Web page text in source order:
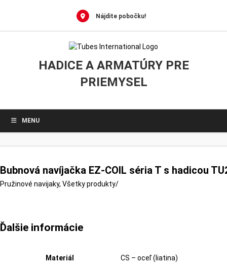
Nájdite pobočku!
HADICE A ARMATÚRY PRE
PRIEMYSEL
MENU
Bubnová navíjačka EZ-COIL séria T s hadicou
Pružinové navijaky, Všetky produkty/
Ďalšie informácie
Materiál CS – oceľ (liatina)